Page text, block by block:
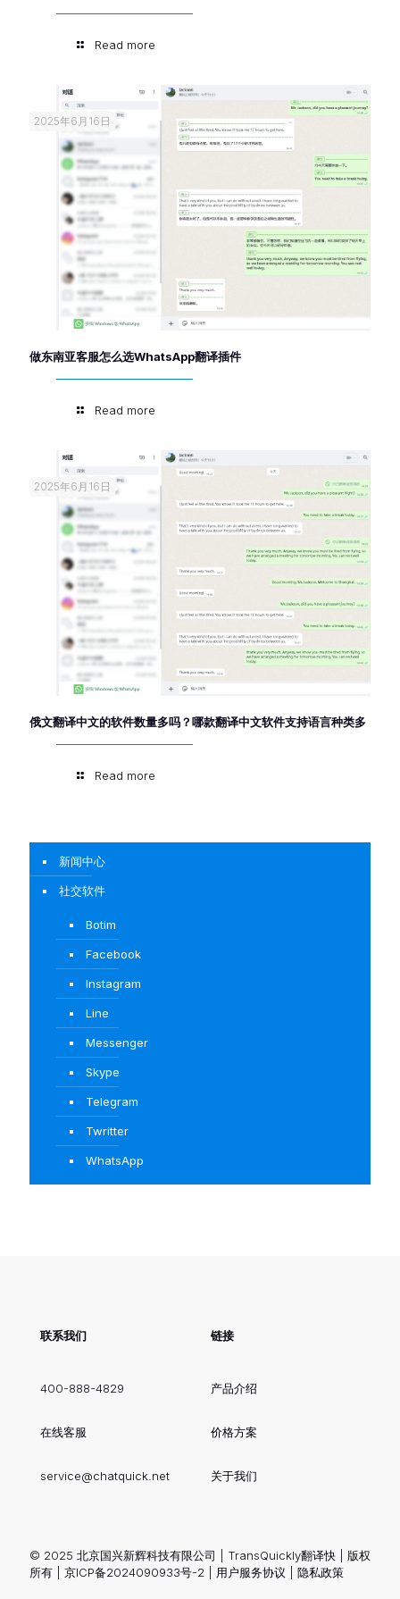
Read more
2025年6月16日
做东南亚客服怎么选WhatsApp翻译插件
Read more
2025年6月16日
俄文翻译中文的软件数量多吗？哪款翻译中文软件支持语言种类多
Read more
新闻中心
社交软件
Botim
Facebook
Instagram
Line
Messenger
Skype
Telegram
Twritter
WhatsApp
联系我们
400-888-4829
在线客服
service@chatquick.net
链接
产品介绍
价格方案
关于我们
© 2025 北京国兴新辉科技有限公司 | TransQuickly翻译快 | 版权
所有 | 京ICP备2024090933号-2 用户服务协议 隐私政策